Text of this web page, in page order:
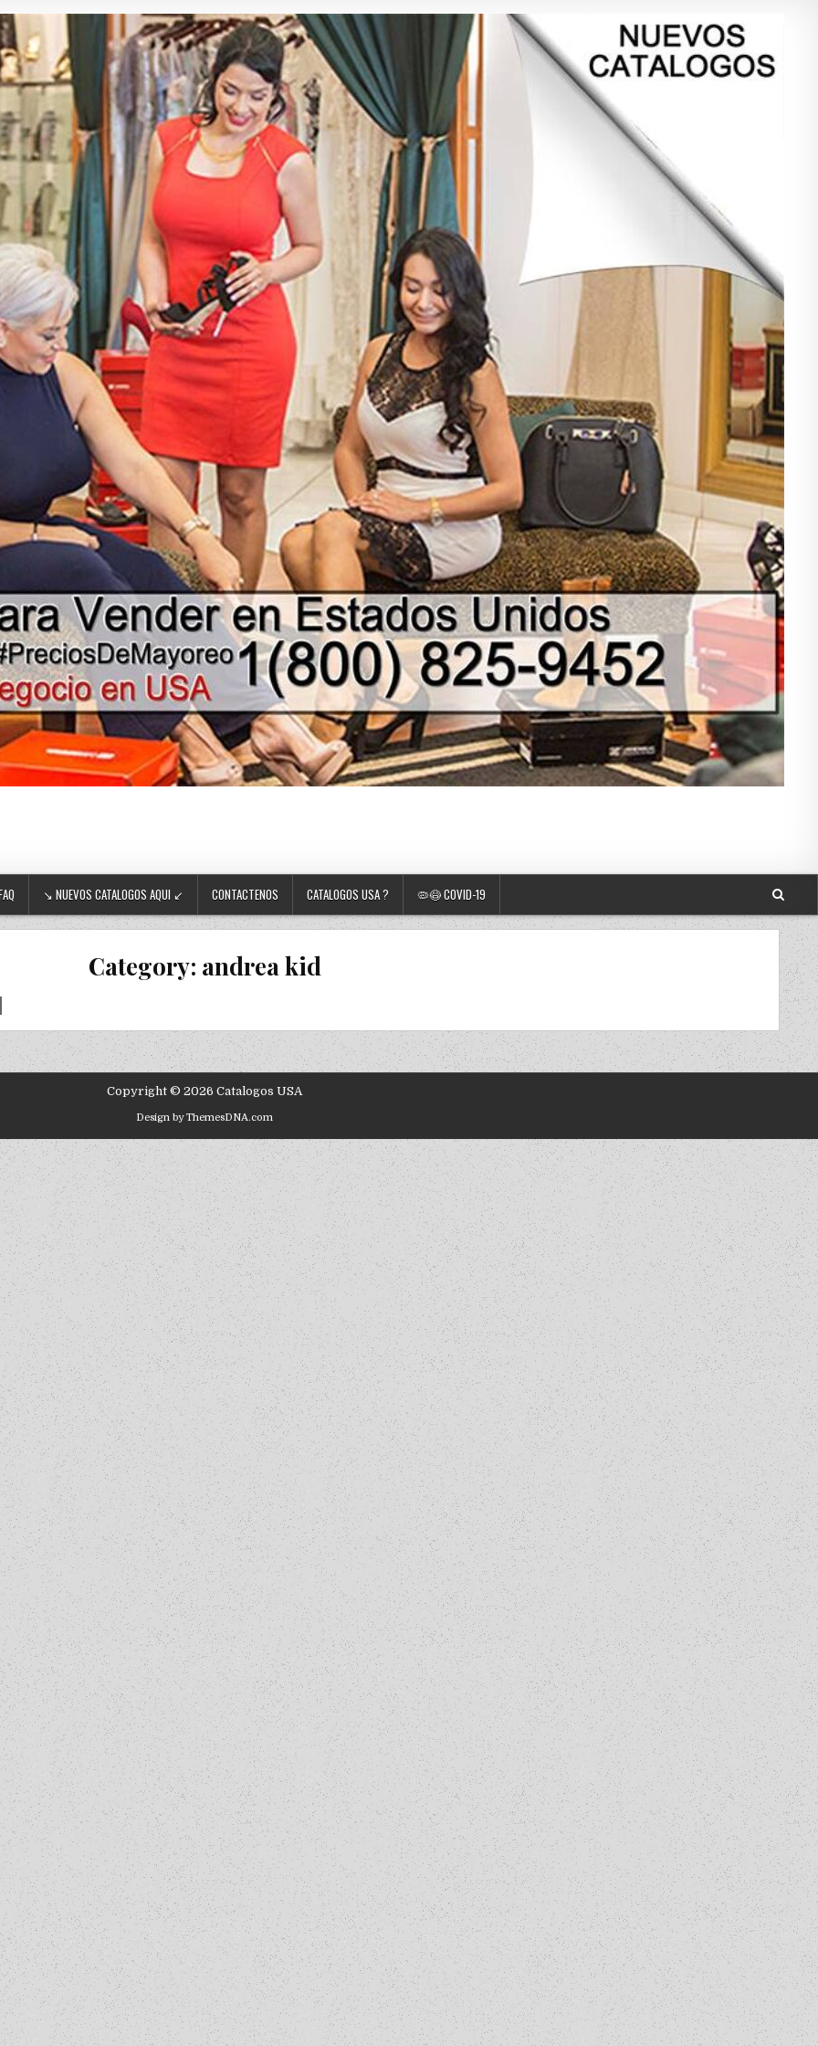
↘ NUEVOS CATALOGOS AQUI ↙ CONTACTENOS CATALOGOS USA ? 🦠😷 COVID-19
Category: andrea kid
Copyright © 2026 Catalogos USA
Design by ThemesDNA.com